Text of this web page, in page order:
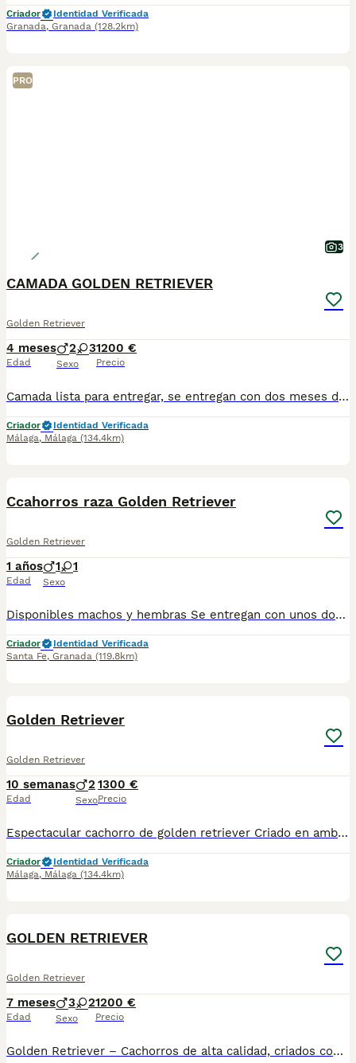
Criador
Identidad Verificada
Granada, Granada (128.2km)
PRO
3
CAMADA GOLDEN RETRIEVER
Golden Retriever
4 meses
Edad
2 3
Sexo
1200 €
Precio
Camada lista para entregar, se entregan con dos meses de edad, primera vacuna, desparasitados y cartilla sanitaria. Machos y hembras disponibles. Cachorros de calidad, Pedigree de campeones. Garantía vírica y congénita. Enviamos a cualquier punto.
Criador
Identidad Verificada
Málaga, Málaga (134.4km)
Ccahorros raza Golden Retriever
Golden Retriever
1 años
Edad
1 1
Sexo
Disponibles machos y hembras Se entregan con unos dos meses y medio de edad y sus vacunas correspondientes, desparasitados, certificado de salud, garantías por escrito tanto por enfermedad vírica como congénito genética. Todos los cachorros son descendientes de las mejores líneas nacionales, criados por profesionales expertos. Se entregan en toda España con transporte propio de alta calidad preparado para animales, van en vehículo climatizado con chófer particular a cargo del comprador. Teléfono / Whats app: 641 92 23 90 Precio a partir de 800€
Criador
Identidad Verificada
Santa Fe, Granada (119.8km)
Golden Retriever
Golden Retriever
10 semanas
Edad
2
Sexo
1300 €
Precio
Espectacular cachorro de golden retriever Criado en ambiente familiar padres a la vista se entrega con su vacuna y desparacitado y su cartilla correspondiente a su edad y con contrato de garantía víricas y congénitas
Criador
Identidad Verificada
Málaga, Málaga (134.4km)
GOLDEN RETRIEVER
Golden Retriever
7 meses
Edad
3 2
Sexo
1200 €
Precio
Golden Retriever – Cachorros de alta calidad, criados con responsabilidad Disponibles cachorros de Golden Retriever, criados de forma responsable, en entorno familiar y con especial atención a la salud, el carácter y la correcta socialización desde los primeros días de vida. El Golden Retriever es una de las razas más equilibradas y versátiles: cariñoso, inteligente y muy sociable. Ideal tanto para familias con niños como para personas activas que busquen un compañero fiel, estable y fácil de educar. Nuestros cachorros crecen habituados al contacto humano, a otros animales y a los estímulos cotidianos, lo que favorece un temperamento seguro y confiado. Se entregan: • Totalmente desparasitados • Vacunados según su edad • Microchip • pasaporte • Contrato de compraventa • Padres visibles • Asesoramiento continuo antes y después de la entrega Seleccionamos cuidadosamente los reproductores priorizando salud, carácter y morfología, con el objetivo de ofrecer cachorros sanos, equilibrados y representativos de la raza. Solo se entregan a familias responsables, comprometidas con el bienestar del animal. No es una venta impulsiva; buscamos hogares adecuados para cada cachorro. Para más información, fotos o disponibilidad, contactar sin compromiso. Seriedad, transparencia y compromiso con la raza.